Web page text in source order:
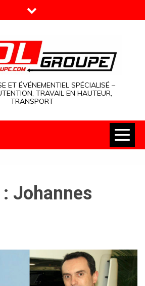
ET ÉVÉNEMENTIEL SPÉCIALISÉ –
TRAVAIL EN HAUTEUR,
TRANSPORT
Johannes